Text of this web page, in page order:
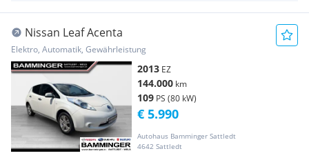
Nissan Leaf Acenta
Elektro, Automatik, Gewährleistung
2013 EZ
144.000 km
109 PS (80 kW)
Autohaus Bamminger Sattledt
4642 Sattledt
€ 5.990